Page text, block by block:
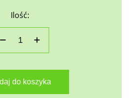
Ilość:
do koszyka